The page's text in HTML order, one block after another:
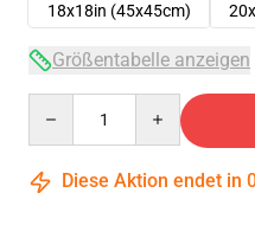
18x18in (45x45cm)
Größentabelle anzeigen
Diese Aktion endet in